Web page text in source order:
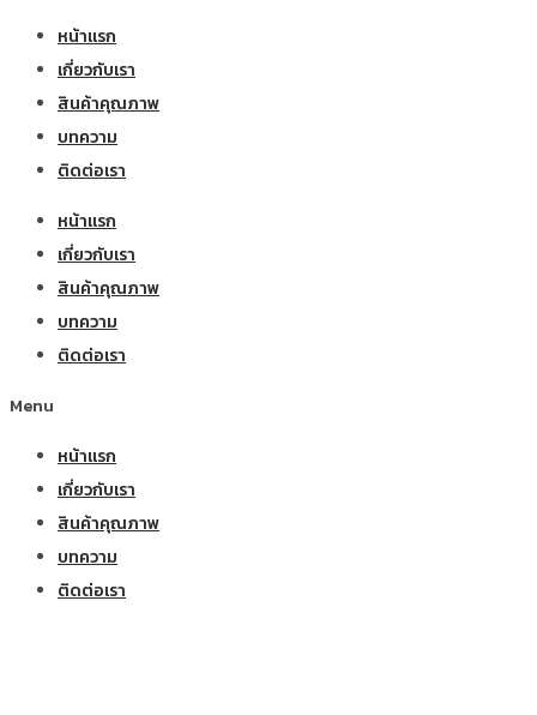
หน้าแรก
เกี่ยวกับเรา
สินค้าคุณภาพ
บทความ
ติดต่อเรา
หน้าแรก
เกี่ยวกับเรา
สินค้าคุณภาพ
บทความ
ติดต่อเรา
Menu
หน้าแรก
เกี่ยวกับเรา
สินค้าคุณภาพ
บทความ
ติดต่อเรา